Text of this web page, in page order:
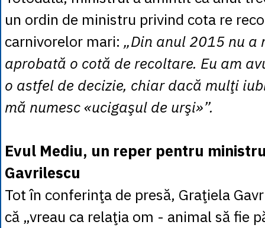
un ordin de ministru privind cota re
carnivorelor mari: „Din anul 2015 nu a
aprobată o cotă de recoltare. Eu am
o astfel de decizie, chiar dacă mulţi
mă numesc «ucigaşul de urşi»”.
Evul Mediu, un reper pentru
Gavrilescu
Tot în conferinţa de presă, Graţiela
că „vreau ca relaţia om - animal să fie